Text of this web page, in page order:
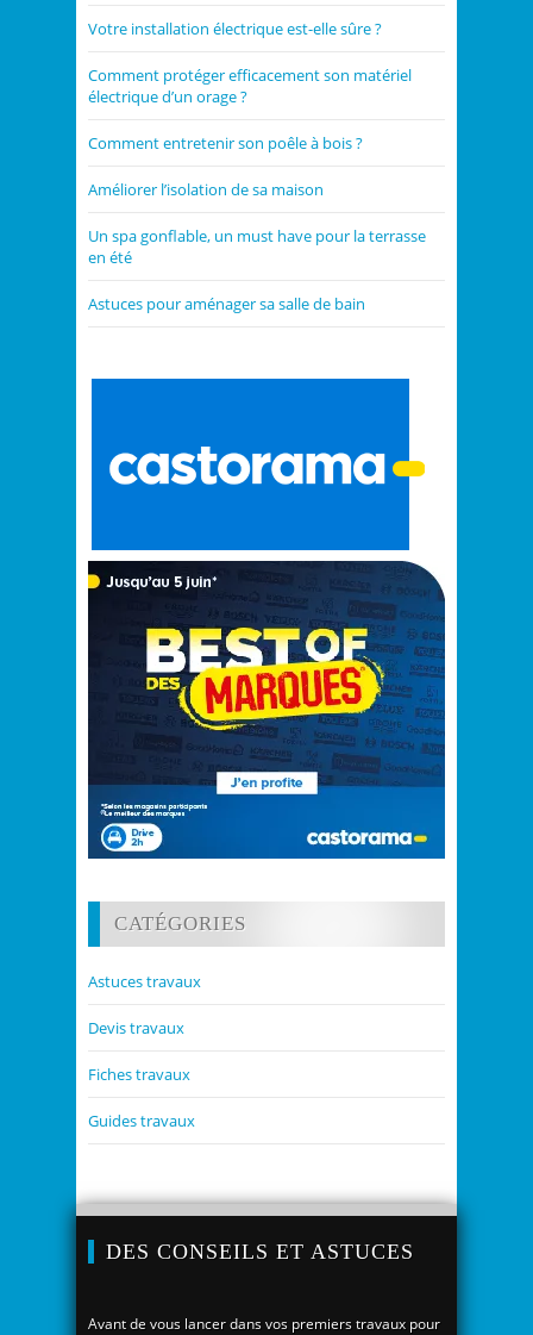
Votre installation électrique est-elle sûre ?
Comment protéger efficacement son matériel
électrique d’un orage ?
Comment entretenir son poêle à bois ?
Améliorer l’isolation de sa maison
Un spa gonflable, un must have pour la terrasse
en été
Astuces pour aménager sa salle de bain
CATÉGORIES
Astuces travaux
Devis travaux
Fiches travaux
Guides travaux
DES CONSEILS ET ASTUCES
Avant de vous lancer dans vos premiers travaux pour